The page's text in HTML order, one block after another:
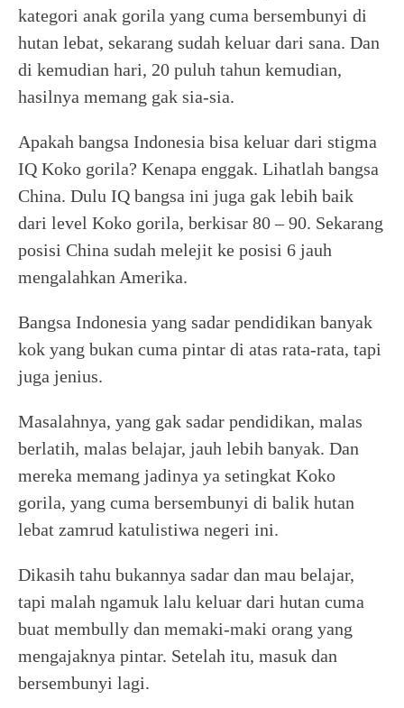
kategori anak gorila yang cuma bersembunyi di
hutan lebat, sekarang sudah keluar dari sana. Dan
di kemudian hari, 20 puluh tahun kemudian,
hasilnya memang gak sia-sia.
Apakah bangsa Indonesia bisa keluar dari stigma
IQ Koko gorila? Kenapa enggak. Lihatlah bangsa
China. Dulu IQ bangsa ini juga gak lebih baik
dari level Koko gorila, berkisar 80 – 90. Sekarang
posisi China sudah melejit ke posisi 6 jauh
mengalahkan Amerika.
Bangsa Indonesia yang sadar pendidikan banyak
kok yang bukan cuma pintar di atas rata-rata, tapi
juga jenius.
Masalahnya, yang gak sadar pendidikan, malas
berlatih, malas belajar, jauh lebih banyak. Dan
mereka memang jadinya ya setingkat Koko
gorila, yang cuma bersembunyi di balik hutan
lebat zamrud katulistiwa negeri ini.
Dikasih tahu bukannya sadar dan mau belajar,
tapi malah ngamuk lalu keluar dari hutan cuma
buat membully dan memaki-maki orang yang
mengajaknya pintar. Setelah itu, masuk dan
bersembunyi lagi.